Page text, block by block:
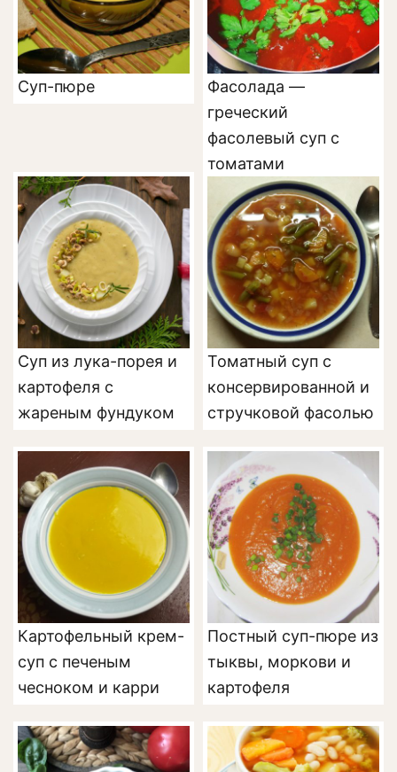
Суп-пюре
Фасолада —
греческий
фасолевый суп с
томатами
Суп из лука-порея и
картофеля с
жареным фундуком
Томатный суп с
консервированной и
стручковой фасолью
Картофельный крем-
суп с печеным
чесноком и карри
Постный суп-пюре из
тыквы, моркови и
картофеля